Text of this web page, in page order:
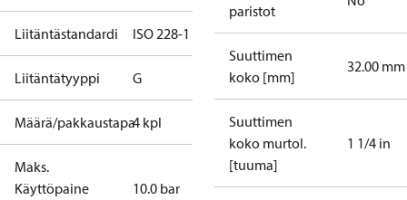
Liitäntästandardi ISO 228-1
Liitäntätyyppi G
Määrä/pakkaustapa4 kpl
Maks.
Käyttöpaine
10.0 bar
paristot
Suuttimen
koko [mm]
32.00 mm
Suuttimen
koko murtol.
[tuuma]
1 1/4 in